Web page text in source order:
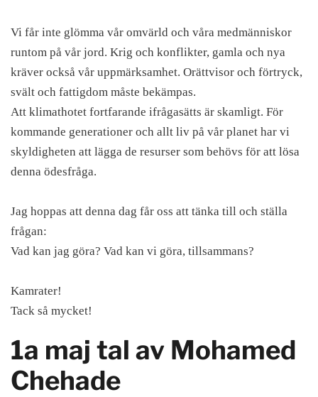
Vi får inte glömma vår omvärld och våra medmänniskor
runtom på vår jord. Krig och konflikter, gamla och nya
kräver också vår uppmärksamhet. Orättvisor och förtryck,
svält och fattigdom måste bekämpas.
Att klimathotet fortfarande ifrågasätts är skamligt. För
kommande generationer och allt liv på vår planet har vi
skyldigheten att lägga de resurser som behövs för att lösa
denna ödesfråga.
Jag hoppas att denna dag får oss att tänka till och ställa
frågan:
Vad kan jag göra? Vad kan vi göra, tillsammans?
Kamrater!
Tack så mycket!
1a maj tal av Mohamed
Chehade